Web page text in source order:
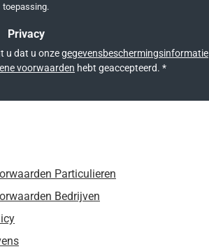
toepassing.
Privacy
u dat u onzegegevensbeschermingsinformatie
voorwaarden hebt geaccepteerd. *
Particulieren
Bedrijven